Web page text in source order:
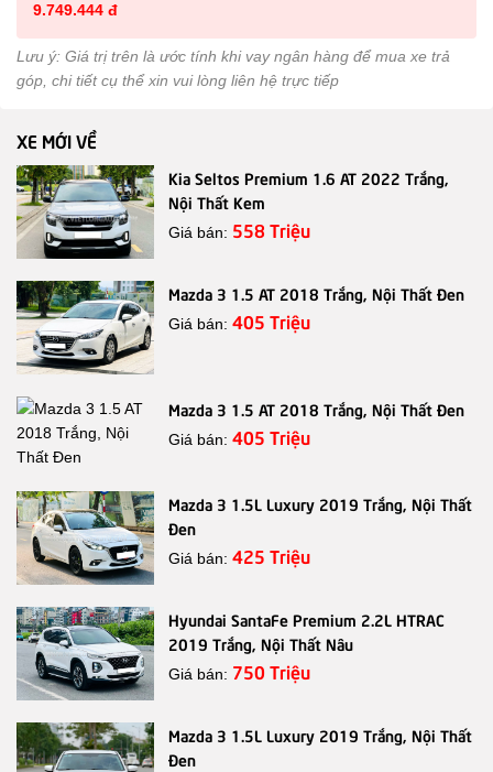
9.749.444 đ
Lưu ý: Giá trị trên là ước tính khi vay ngân hàng để mua xe trả
góp, chi tiết cụ thể xin vui lòng liên hệ trực tiếp
XE MỚI VỀ
Kia Seltos Premium 1.6 AT 2022 Trắng,
Nội Thất Kem
Giá bán: 558 Triệu
Mazda 3 1.5 AT 2018 Trắng, Nội Thất Đen
Giá bán: 405 Triệu
Mazda 3 1.5 AT 2018 Trắng, Nội Thất Đen
Giá bán: 405 Triệu
Mazda 3 1.5L Luxury 2019 Trắng, Nội Thất
Đen
Giá bán: 425 Triệu
Hyundai SantaFe Premium 2.2L HTRAC
2019 Trắng, Nội Thất Nâu
Giá bán: 750 Triệu
Mazda 3 1.5L Luxury 2019 Trắng, Nội Thất
Đen